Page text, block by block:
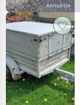
Annuncio